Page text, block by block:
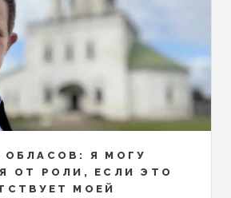
ОБЛАСОВ: Я МОГУ
ОТ РОЛИ, ЕСЛИ ЭТО
МОЕЙ